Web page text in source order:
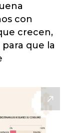
con
crecen,
que la